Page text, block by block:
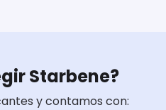
Starbene?
y contamos con: